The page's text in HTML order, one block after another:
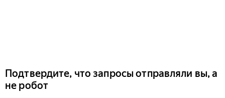
Подтвердите, что запросы отправляли вы, а
не робот